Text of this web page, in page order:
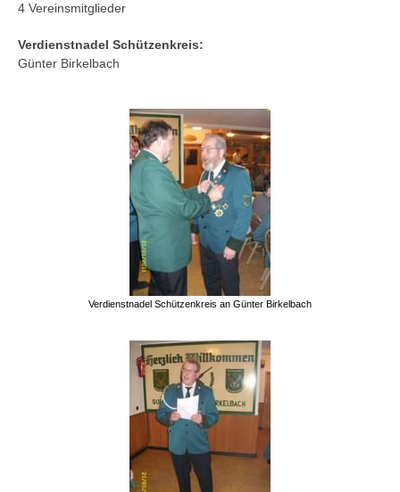
4 Vereinsmitglieder
Verdienstnadel Schützenkreis:
Günter Birkelbach
Verdienstnadel Schützenkreis an Günter Birkelbach